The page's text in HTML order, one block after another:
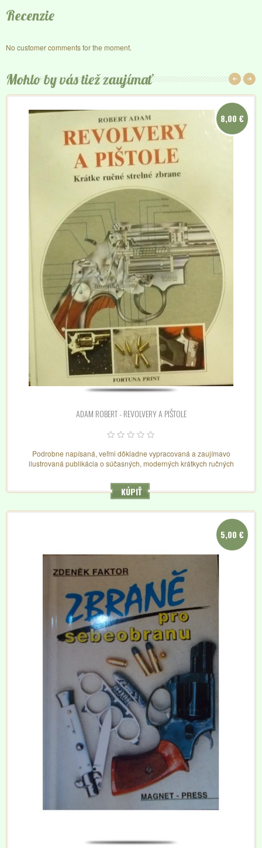
Recenzie
No customer comments for the moment.
Mohlo by vás tiež zaujímať
ADAM ROBERT - REVOLVERY A PIŠTOLE
Podrobne napísaná, veľmi dôkladne vypracovaná a zaujímavo
ilustrovaná publikácia o súčasných, moderných krátkych ručných
8,00 €
KÚPIŤ
5,00 €